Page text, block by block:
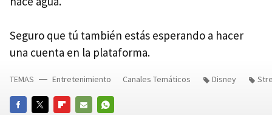
Seguro que tú también estás esperando a hacer
una cuenta en la plataforma.
TEMAS Entretenimiento Canales Temáticos Disney